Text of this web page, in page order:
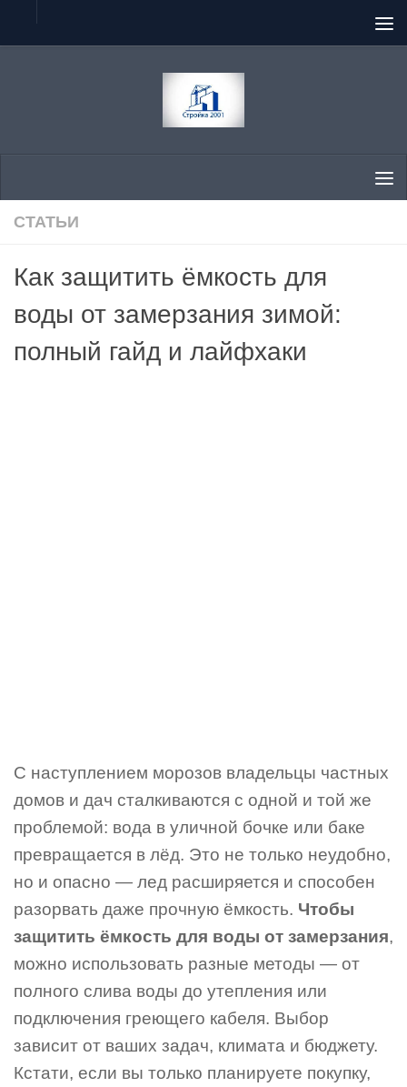
Перейти к содержимому
СТАТЬИ
Как защитить ёмкость для
воды от замерзания зимой:
полный гайд и лайфхаки
С наступлением морозов владельцы частных
домов и дач сталкиваются с одной и той же
проблемой: вода в уличной бочке или баке
превращается в лёд. Это не только неудобно,
но и опасно — лед расширяется и способен
разорвать даже прочную ёмкость. Чтобы
защитить ёмкость для воды от замерзания,
можно использовать разные методы — от
полного слива воды до утепления или
подключения греющего кабеля. Выбор
зависит от ваших задач, климата и бюджету.
Кстати, если вы только планируете покупку,